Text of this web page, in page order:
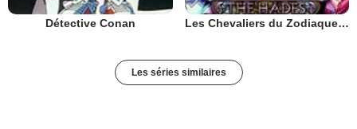
Détective Conan Les Chevaliers du Zodiaque : Chapitre Hadès - Le Sanctuaire
Les séries similaires